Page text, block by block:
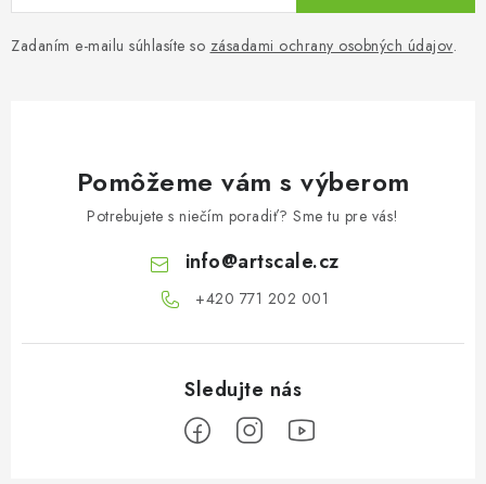
Zadaním e-mailu súhlasíte so zásadami ochrany osobných údajov.
Pomôžeme vám s výberom
Potrebujete s niečím poradiť? Sme tu pre vás!
info@artscale.cz
+420 771 202 001​